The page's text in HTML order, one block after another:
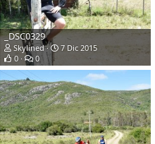
_DSC0329
Skylined
7 Dic 2015
0
0